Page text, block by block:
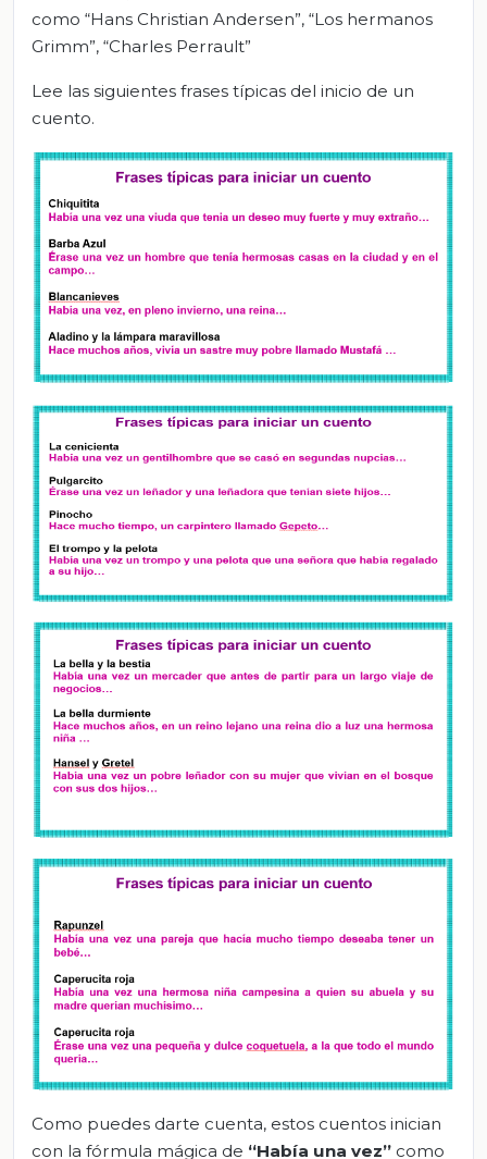
como “Hans Christian Andersen”, “Los hermanos
Grimm”, “Charles Perrault”
Lee las siguientes frases típicas del inicio de un
cuento.
Como puedes darte cuenta, estos cuentos inician
con la fórmula mágica de “Había una vez” como